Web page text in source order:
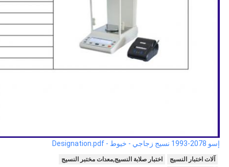
إسو 2078-1993 نسيج زجاجي - خيوط - Designation.pdf
آلات اختبار النسيج
اختبار صلابة النسيج,معدات مختبر النسيج